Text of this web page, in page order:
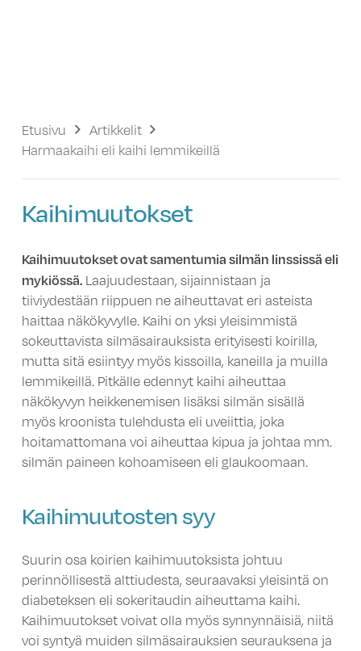
Etusivu
Artikkelit
Harmaakaihi eli kaihi lemmikeillä
Kaihimuutokset
Kaihimuutokset ovat samentumia silmän linssissä eli
mykiössä. Laajuudestaan, sijainnistaan ja
tiiviydestään riippuen ne aiheuttavat eri asteista
haittaa näkökyvylle. Kaihi on yksi yleisimmistä
sokeuttavista silmäsairauksista erityisesti koirilla,
mutta sitä esiintyy myös kissoilla, kaneilla ja muilla
lemmikeillä. Pitkälle edennyt kaihi aiheuttaa
näkökyvyn heikkenemisen lisäksi silmän sisällä
myös kroonista tulehdusta eli uveiittia, joka
hoitamattomana voi aiheuttaa kipua ja johtaa mm.
silmän paineen kohoamiseen eli glaukoomaan.
Kaihimuutosten syy
Suurin osa koirien kaihimuutoksista johtuu
perinnöllisestä alttiudesta, seuraavaksi yleisintä on
diabeteksen eli sokeritaudin aiheuttama kaihi.
Kaihimuutokset voivat olla myös synnynnäisiä, niitä
voi syntyä muiden silmäsairauksien seurauksena ja